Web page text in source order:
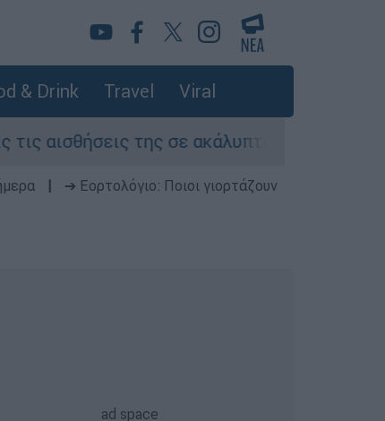
& Drink Travel Viral
της σε ακάλυπτο πολυκατοικίας στη
➔ Εορτολόγιο: Ποιοι γιορτάζουν